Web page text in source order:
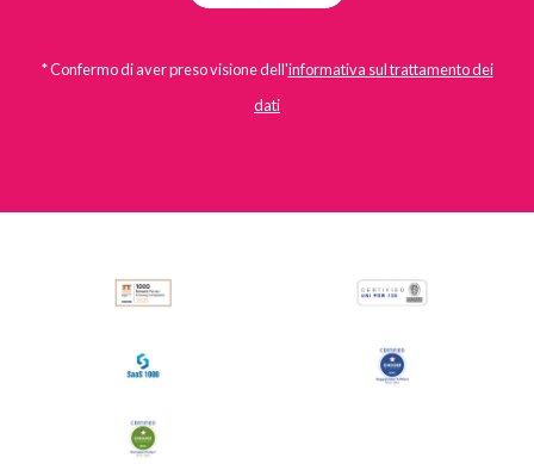
* Confermo di aver preso visione dell'informativa sul trattamento dei
dati